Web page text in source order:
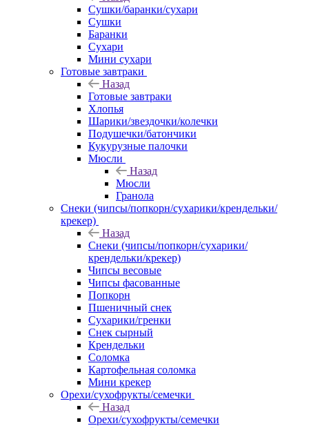
Сушки/баранки/сухари
Сушки
Баранки
Сухари
Мини сухари
Готовые завтраки
Назад
Готовые завтраки
Хлопья
Шарики/звездочки/колечки
Подушечки/батончики
Кукурузные палочки
Мюсли
Назад
Мюсли
Гранола
Снеки (чипсы/попкорн/сухарики/крендельки/
крекер)
Назад
Снеки (чипсы/попкорн/сухарики/
крендельки/крекер)
Чипсы весовые
Чипсы фасованные
Попкорн
Пшеничный снек
Сухарики/гренки
Снек сырный
Крендельки
Соломка
Картофельная соломка
Мини крекер
Орехи/сухофрукты/семечки
Назад
Орехи/сухофрукты/семечки